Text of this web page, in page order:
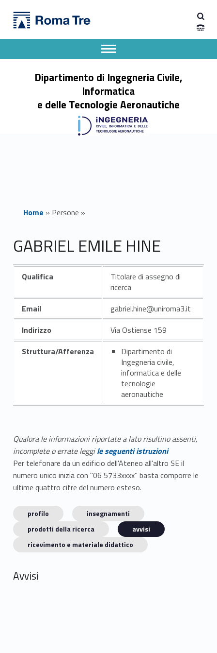
GABRIEL EMILE HINE - Dipartimento di Ingegneria Civile, Informatica e delle Tecnologie Aeronautiche
Dipartimento di Ingegneria Civile,
Informatica
e delle Tecnologie Aeronautiche
Apri il menu secondario
Header info sidebar
Home » Persone »
GABRIEL EMILE HINE
Qualifica
Titolare di assegno di
ricerca
Email
gabriel.hine@uniroma3.it
Indirizzo
Via Ostiense 159
Struttura/Afferenza
Dipartimento di
Ingegneria civile,
informatica e delle
tecnologie
aeronautiche
Qualora le informazioni riportate a lato risultino assenti,
incomplete o errate leggile seguenti istruzioni
Per telefonare da un edificio dell'Ateneo all'altro SE il
numero unico inizia con "06 5733xxxx" basta comporre le
ultime quattro cifre del numero esteso.
profilo
insegnamenti
prodotti della ricerca
avvisi
ricevimento e materiale didattico
Avvisi